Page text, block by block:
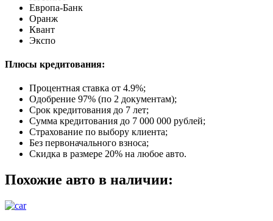
Европа-Банк
Оранж
Квант
Экспо
Плюсы кредитования:
Процентная ставка от 4.9%;
Одобрение 97% (по 2 документам);
Срок кредитования до 7 лет;
Сумма кредитования до 7 000 000 рублей;
Страхование по выбору клиента;
Без первоначального взноса;
Скидка в размере 20% на любое авто.
Похожие авто в наличии: